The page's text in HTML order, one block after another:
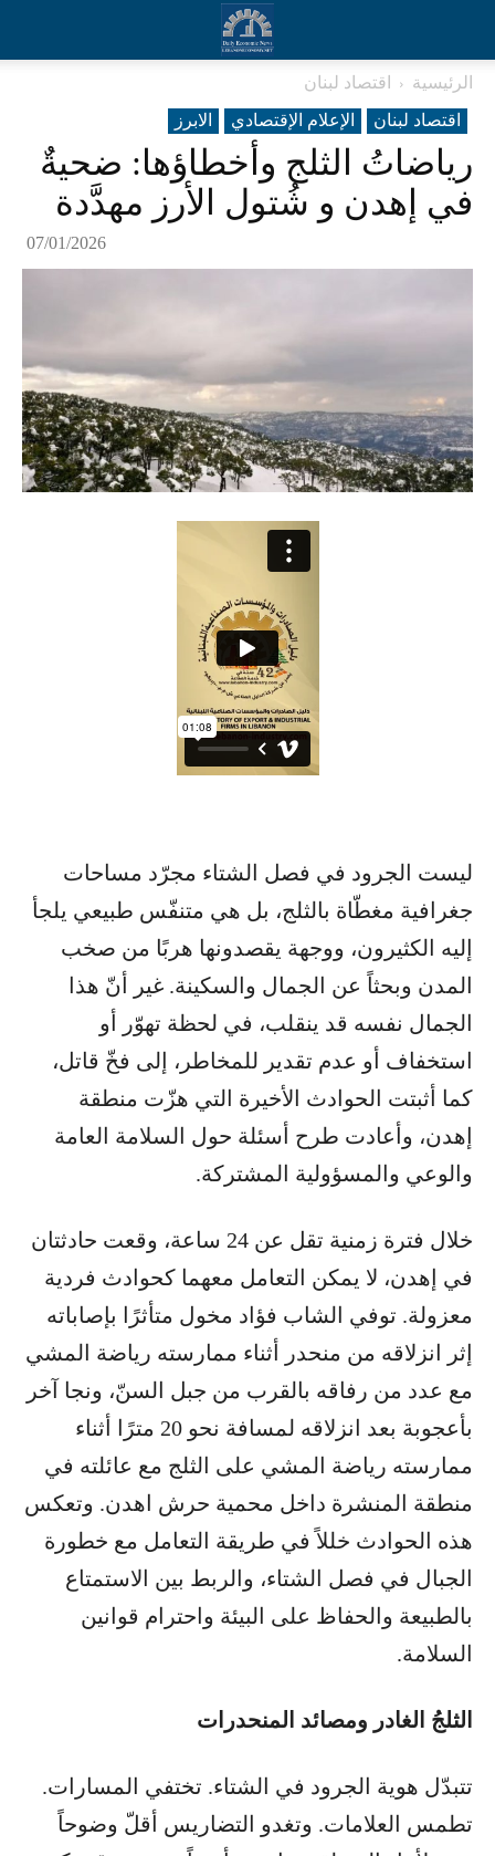
الرئيسية
اقتصاد لبنان
اقتصاد لبنان
الإعلام الإقتصادي الابرز
رياضاتُ الثلج وأخطاؤها: ضحيةٌ
في إهدن و شُتول الأرز مهدَّدة
07/01/2026
ليست الجرود في فصل الشتاء مجرّد مساحات
جغرافية مغطّاة بالثلج، بل هي متنفّس طبيعي يلجأ
إليه الكثيرون، ووجهة يقصدونها هربًا من صخب
المدن وبحثاً عن الجمال والسكينة. غير أنّ هذا
الجمال نفسه قد ينقلب، في لحظة تهوّر أو
استخفاف أو عدم تقدير للمخاطر، إلى فخّ قاتل،
كما أثبتت الحوادث الأخيرة التي هزّت منطقة
إهدن، وأعادت طرح أسئلة حول السلامة العامة
والوعي والمسؤولية المشتركة.
خلال فترة زمنية تقل عن 24 ساعة، وقعت حادثتان
في إهدن، لا يمكن التعامل معهما كحوادث فردية
معزولة. توفي الشاب فؤاد مخول متأثرًا بإصاباته
إثر انزلاقه من منحدر أثناء ممارسته رياضة المشي
مع عدد من رفاقه بالقرب من جبل السنّ، ونجا آخر
بأعجوبة بعد انزلاقه لمسافة نحو 20 مترًا أثناء
ممارسته رياضة المشي على الثلج مع عائلته في
منطقة المنشرة داخل محمية حرش اهدن. وتعكس
هذه الحوادث خللاً في طريقة التعامل مع خطورة
الجبال في فصل الشتاء، والربط بين الاستمتاع
بالطبيعة والحفاظ على البيئة واحترام قوانين
السلامة.
الثلجُ الغادر ومصائد المنحدرات
تتبدّل هوية الجرود في الشتاء. تختفي المسارات.
تطمس العلامات. وتغدو التضاريس أقلّ وضوحاً